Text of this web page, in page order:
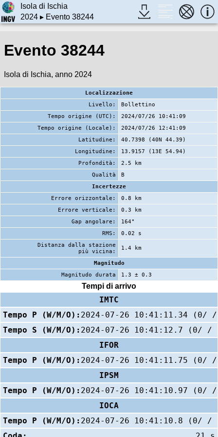
Isola di Ischia
2024▸ Evento 38244
Evento 38244
Isola di Ischia, anno 2024
Localizzazione
Livello:
Bollettino
Tempo origine (UTC):
2024/07/26 10:41:09
Tempo origine (Locale):
2024/07/26 12:41:09
Latitudine:
40.7398 (40N 44.39)
Longitudine:
13.9157 (13E 54.94)
Profondità:
2.5 km
Qualità
B
Incertezze
Errore orizzontale:
0.8 km
Errore verticale:
0.3 km
Gap angolare:
164°
RMS:
0.02 s
Distanza dalla stazione
più vicina:
1.4 km
Magnitudo
Magnitudo durata
1.3 ± 0.3
Tempi di arrivo
IMTC
Tempo P (W/M/O): 2024-07-26 10:41:11.34 (0/
Tempo S (W/M/O): 2024-07-26 10:41:12.7 (0/ /
IFOR
Tempo P (W/M/O): 2024-07-26 10:41:11.75 (0/
IPSM
Tempo P (W/M/O): 2024-07-26 10:41:10.97 (0/
IOCA
Tempo P (W/M/O): 2024-07-26 10:41:10.8 (0/ /